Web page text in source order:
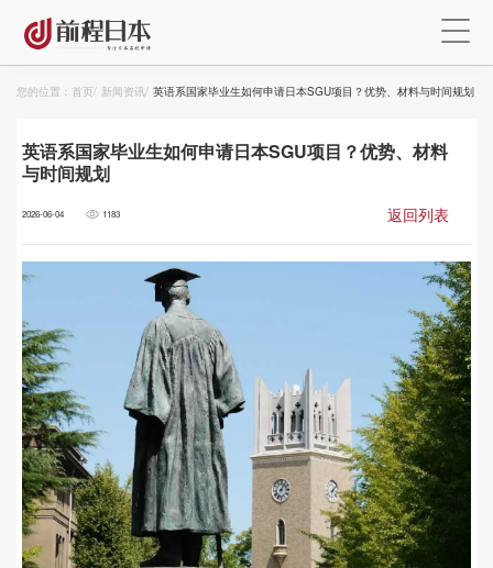
您的位置： 首页/ 新闻资讯/ 英语系国家毕业生如何申请日本SGU项目？优势、材料与时间规划
英语系国家毕业生如何申请日本SGU项目？优势、材料
与时间规划
2026-06-04 1183 返回列表